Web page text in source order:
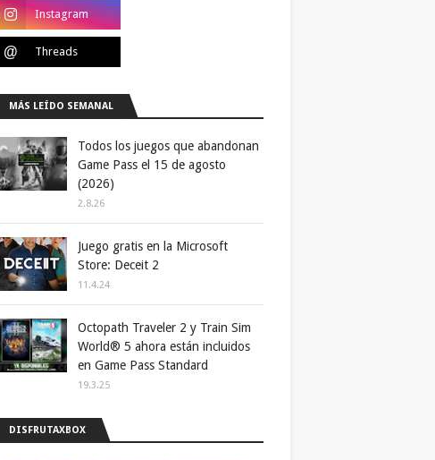
MÁS LEÍDO SEMANAL
Todos los juegos que abandonan
Game Pass el 15 de agosto
(2026)
2.8.26
Juego gratis en la Microsoft
Store: Deceit 2
11.4.24
Octopath Traveler 2 y Train Sim
World® 5 ahora están incluidos
en Game Pass Standard
19.3.25
DISFRUTAXBOX